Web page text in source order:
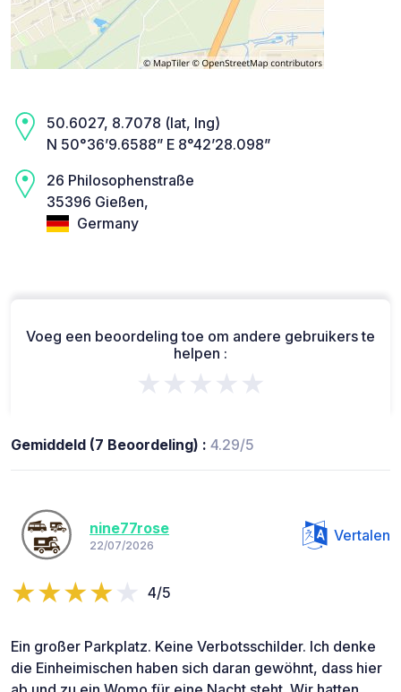
50.6027, 8.7078 (lat, lng)
N 50°36’9.6588” E 8°42’28.098”
26 Philosophenstraße
35396 Gießen,
Germany
Voeg een beoordeling toe om andere gebruikers te
helpen :
★★★★★
Gemiddeld (7 Beoordeling) : 4.29/5
nine77rose
22/07/2026
Vertalen
4/5
Ein großer Parkplatz. Keine Verbotsschilder. Ich denke
die Einheimischen haben sich daran gewöhnt, dass hier